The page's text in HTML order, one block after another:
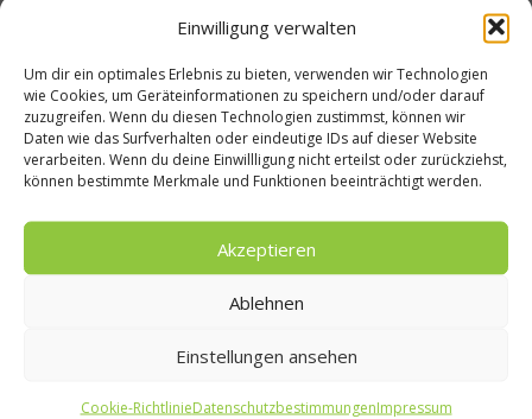
Einwilligung verwalten
Um dir ein optimales Erlebnis zu bieten, verwenden wir Technologien
wie Cookies, um Geräteinformationen zu speichern und/oder darauf
zuzugreifen. Wenn du diesen Technologien zustimmst, können wir
Daten wie das Surfverhalten oder eindeutige IDs auf dieser Website
verarbeiten. Wenn du deine Einwillligung nicht erteilst oder zurückziehst,
können bestimmte Merkmale und Funktionen beeinträchtigt werden.
Akzeptieren
Ablehnen
Einstellungen ansehen
Cookie-RichtlinieDatenschutzbestimmungenImpressum
Best Hotels
in London
Gesundes &
Die